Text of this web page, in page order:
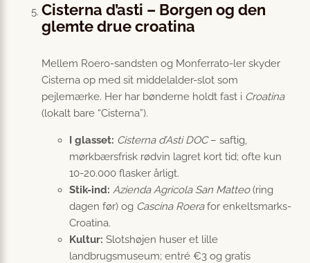
Cisterna d’asti – Borgen og den
glemte drue croatina
Mellem Roero-sandsten og Monferrato-ler skyder
Cisterna op med sit middelalder-slot som
pejlemærke. Her har bønderne holdt fast i Croatina
(lokalt bare “Cisterna”).
I glasset: Cisterna d’Asti DOC– saftig,
mørkbærsfrisk rødvin lagret kort tid; ofte kun
10-20.000 flasker årligt.
Stik-ind: Azienda Agricola San Matteo(ring
dagen før) og Cascina Roerafor enkeltsmarks-
Croatina.
Kultur: Slotshøjen huser et lille
landbrugsmuseum; entré €3 og gratis